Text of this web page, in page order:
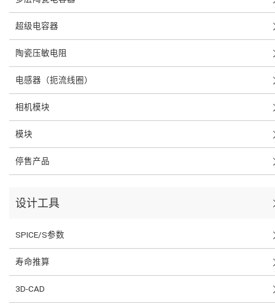
超级电容器
陶瓷压敏电阻
电感器（扼流线圈）
相机模块
模块
停售产品
设计工具
SPICE/S参数
寿命推算
3D-CAD